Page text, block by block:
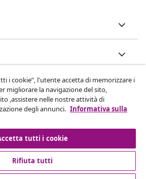
i cookie”, l'utente accetta di memorizzare i
migliorare la navigazione del sito,
,assistere nelle nostre attività di
degli annunci. Informativa sulla
tutti i cookie
Rifiuta tutti